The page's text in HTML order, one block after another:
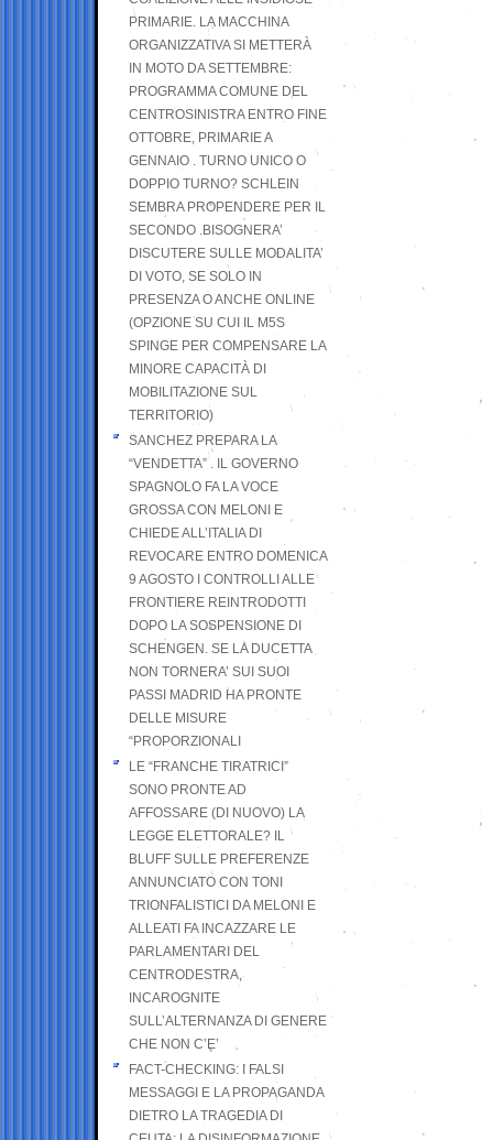
PRIMARIE. LA MACCHINA
ORGANIZZATIVA SI METTERÀ
IN MOTO DA SETTEMBRE:
PROGRAMMA COMUNE DEL
CENTROSINISTRA ENTRO FINE
OTTOBRE, PRIMARIE A
GENNAIO . TURNO UNICO O
DOPPIO TURNO? SCHLEIN
SEMBRA PROPENDERE PER IL
SECONDO .BISOGNERA’
DISCUTERE SULLE MODALITA’
DI VOTO, SE SOLO IN
PRESENZA O ANCHE ONLINE
(OPZIONE SU CUI IL M5S
SPINGE PER COMPENSARE LA
MINORE CAPACITÀ DI
MOBILITAZIONE SUL
TERRITORIO)
SANCHEZ PREPARA LA
“VENDETTA” . IL GOVERNO
SPAGNOLO FA LA VOCE
GROSSA CON MELONI E
CHIEDE ALL’ITALIA DI
REVOCARE ENTRO DOMENICA
9 AGOSTO I CONTROLLI ALLE
FRONTIERE REINTRODOTTI
DOPO LA SOSPENSIONE DI
SCHENGEN. SE LA DUCETTA
NON TORNERA’ SUI SUOI
PASSI MADRID HA PRONTE
DELLE MISURE
“PROPORZIONALI
LE “FRANCHE TIRATRICI”
SONO PRONTE AD
AFFOSSARE (DI NUOVO) LA
LEGGE ELETTORALE? IL
BLUFF SULLE PREFERENZE
ANNUNCIATO CON TONI
TRIONFALISTICI DA MELONI E
ALLEATI FA INCAZZARE LE
PARLAMENTARI DEL
CENTRODESTRA,
INCAROGNITE
SULL’ALTERNANZA DI GENERE
CHE NON C’E’
FACT-CHECKING: I FALSI
MESSAGGI E LA PROPAGANDA
DIETRO LA TRAGEDIA DI